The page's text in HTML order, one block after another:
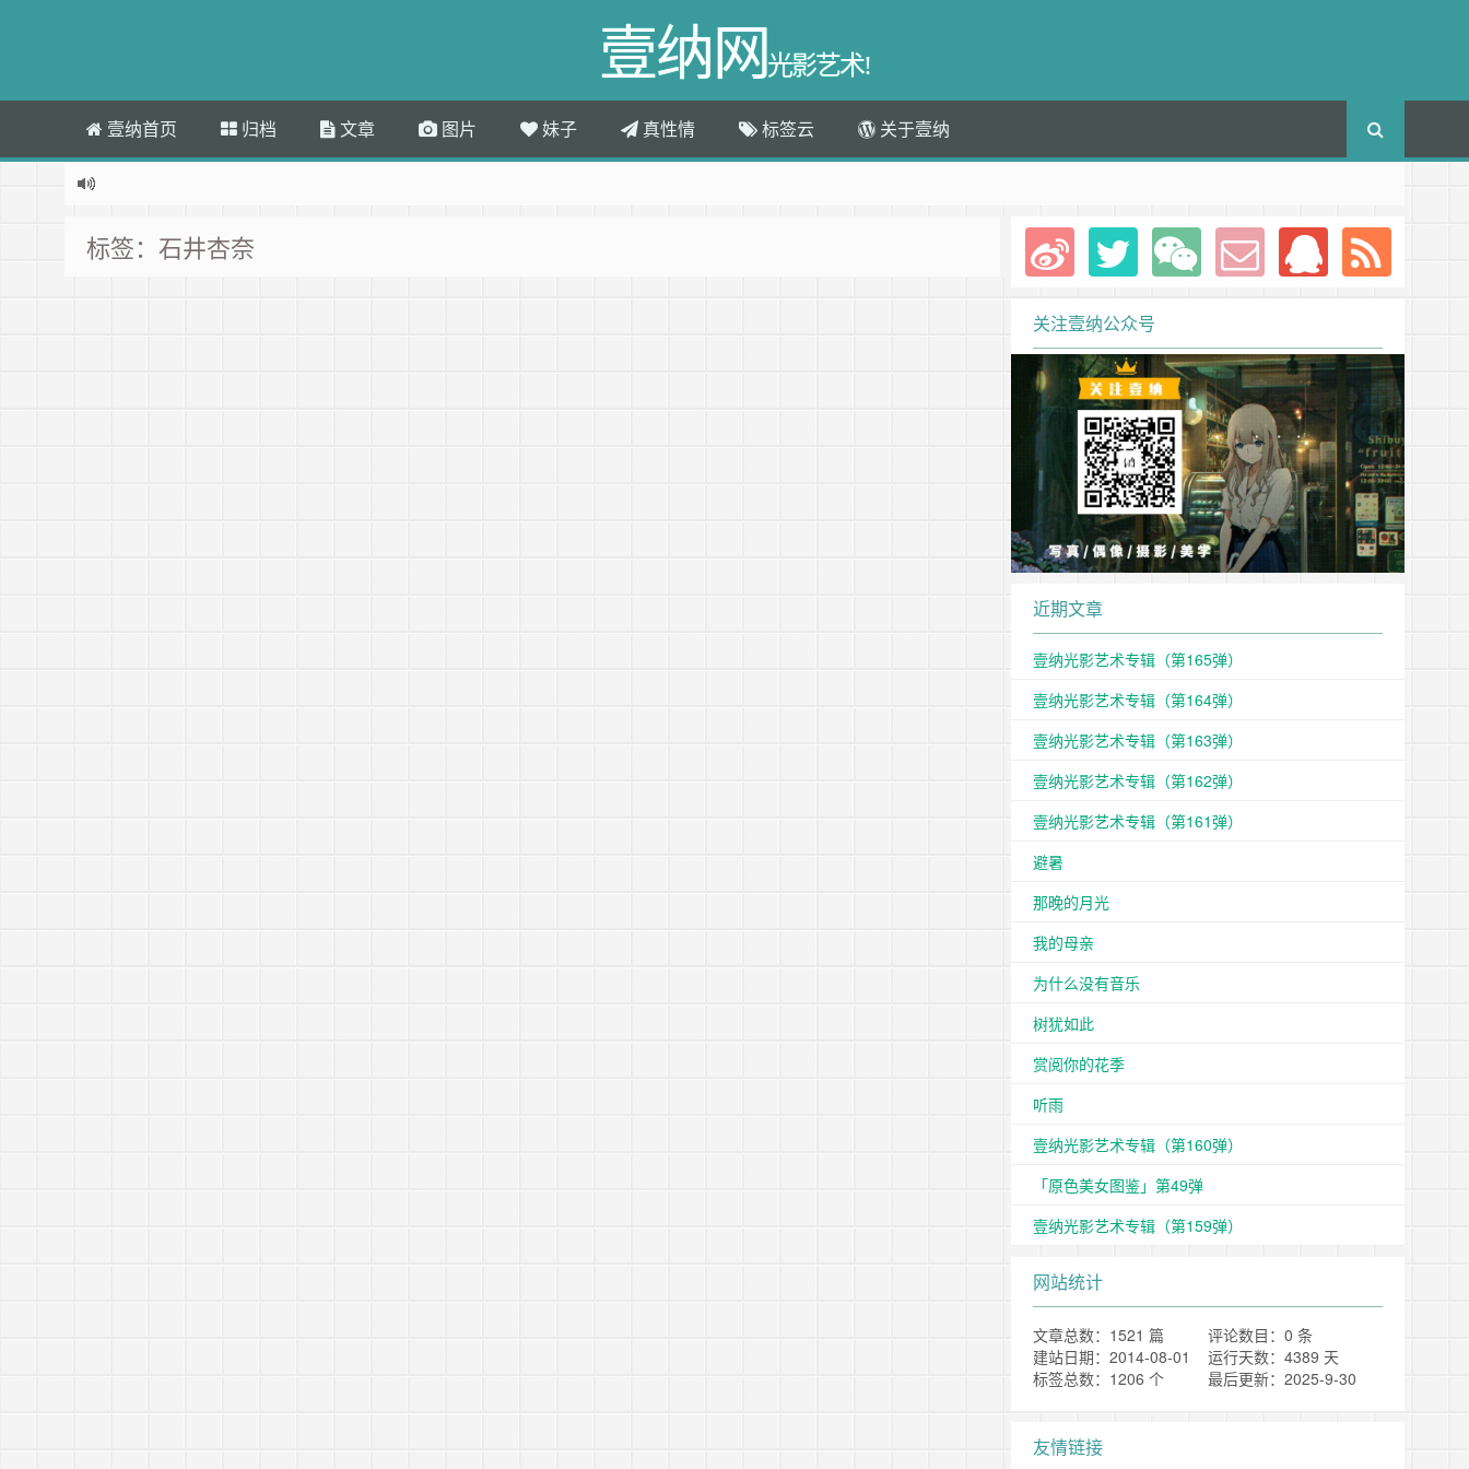
壹纳网光影艺术!
壹纳首页 归档 文章 图片 妹子 真性情 标签云 关于壹纳
标签：石井杏奈
关注壹纳公众号
近期文章
壹纳光影艺术专辑（第165弹）
壹纳光影艺术专辑（第164弹）
壹纳光影艺术专辑（第163弹）
壹纳光影艺术专辑（第162弹）
壹纳光影艺术专辑（第161弹）
避暑
那晚的月光
我的母亲
为什么没有音乐
树犹如此
赏阅你的花季
听雨
壹纳光影艺术专辑（第160弹）
「原色美女图鉴」第49弹
壹纳光影艺术专辑（第159弹）
网站统计
文章总数：1521 篇
评论数目：0 条
建站日期：2014-08-01
运行天数：4389 天
标签总数：1206 个
最后更新：2025-9-30
友情链接